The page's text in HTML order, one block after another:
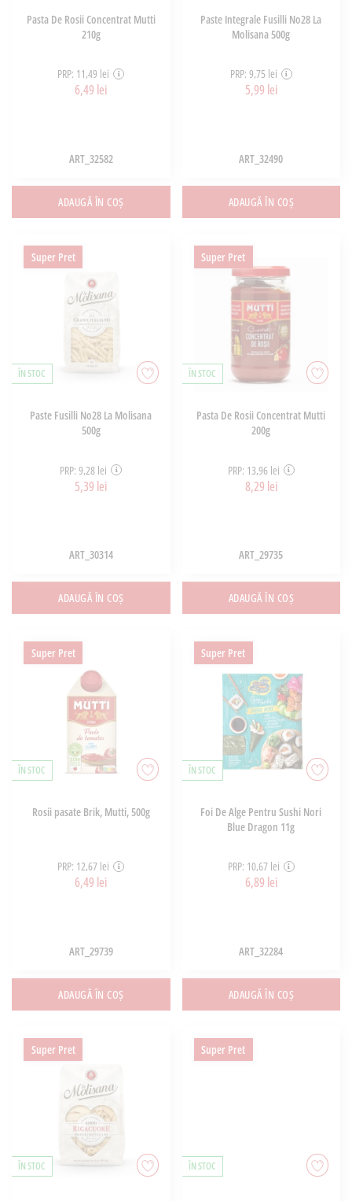
Pasta De Rosii Concentrat Mutti
210g
PRP: 11,49 lei
6,49 lei
ART_32582
ADAUGĂ ÎN COȘ
Paste Integrale Fusilli No28 La
Molisana 500g
PRP: 9,75 lei
5,99 lei
ART_32490
ADAUGĂ ÎN COȘ
Super Pret
ÎN STOC
Paste Fusilli No28 La Molisana
500g
PRP: 9,28 lei
5,39 lei
ART_30314
ADAUGĂ ÎN COȘ
Super Pret
ÎN STOC
Pasta De Rosii Concentrat Mutti
200g
PRP: 13,96 lei
8,29 lei
ART_29735
ADAUGĂ ÎN COȘ
Super Pret
ÎN STOC
Rosii pasate Brik, Mutti, 500g
PRP: 12,67 lei
6,49 lei
ART_29739
ADAUGĂ ÎN COȘ
Super Pret
ÎN STOC
Foi De Alge Pentru Sushi Nori
Blue Dragon 11g
PRP: 10,67 lei
6,89 lei
ART_32284
ADAUGĂ ÎN COȘ
Super Pret
ÎN STOC
Super Pret
ÎN STOC